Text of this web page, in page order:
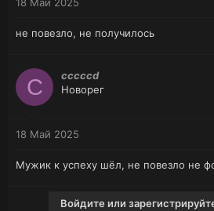
не повезло, не получилось
C
cccccd
Новорег
18 Май 2025
Мужик к успеху шёл, не повезло не
Войдите или